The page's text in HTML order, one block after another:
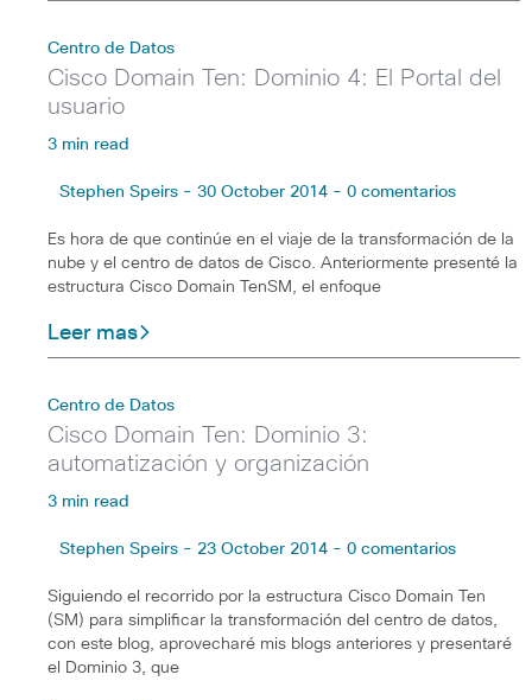
Centro de Datos
Cisco Domain Ten: Dominio 4: El Portal del
usuario
3 min read
Stephen Speirs - 30 October 2014 - 0 comentarios
Es hora de que continúe en el viaje de la transformación de la
nube y el centro de datos de Cisco. Anteriormente presenté la
estructura Cisco Domain TenSM, el enfoque
Leer mas
Centro de Datos
Cisco Domain Ten: Dominio 3:
automatización y organización
3 min read
Stephen Speirs - 23 October 2014 - 0 comentarios
Siguiendo el recorrido por la estructura Cisco Domain Ten
(SM) para simplificar la transformación del centro de datos,
con este blog, aprovecharé mis blogs anteriores y presentaré
el Dominio 3, que